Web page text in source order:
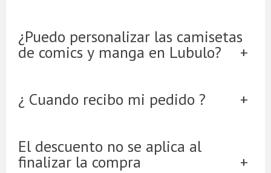
¿Puedo personalizar las camisetas
de comics y manga en Lubulo?
¿ Cuando recibo mi pedido ?
El descuento no se aplica al
finalizar la compra